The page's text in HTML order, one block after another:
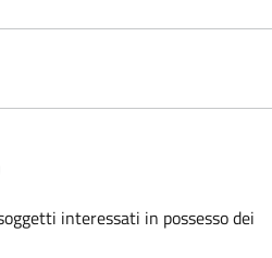
interessati in possesso dei